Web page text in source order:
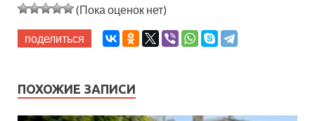
(Пока оценок нет)
поделиться
ПОХОЖИЕ ЗАПИСИ